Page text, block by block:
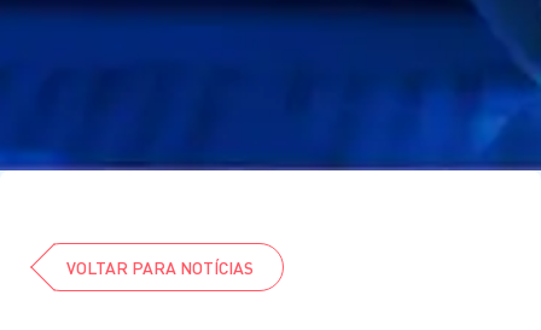
Graduação
Eventos
VOLTAR PARA NOTÍCIAS